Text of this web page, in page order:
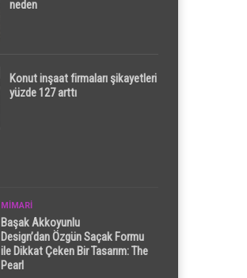
neden
Konut inşaat firmaları şikayetleri
yüzde 127 arttı
MİMARİ
Başak Akkoyunlu
Design’dan Özgün Saçak Formu
ile Dikkat Çeken Bir Tasarım: The
Pearl